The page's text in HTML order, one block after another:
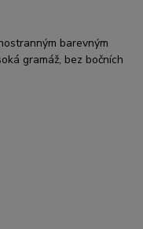
barevným
gramáž, bez bočních